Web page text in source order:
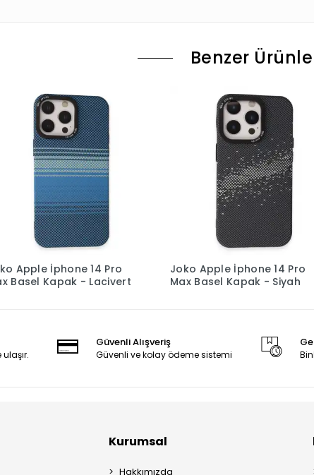
Benzer
Apple İphone 14 Pro
Basel Kapak - Lacivert
Joko Apple İphone 14 Pro
Max Basel Kapak - Siyah
Güvenli Alışveriş
Güvenli ve kolay ödeme sistemi
Kurumsal
Hakkımızda